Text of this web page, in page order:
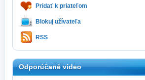
Pridať k priateľom
Blokuj užívateľa
RSS
Odporúčané video